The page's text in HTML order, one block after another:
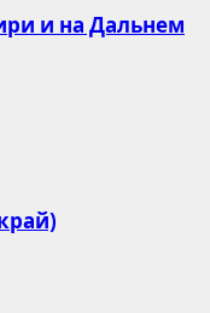
и на Дальнем